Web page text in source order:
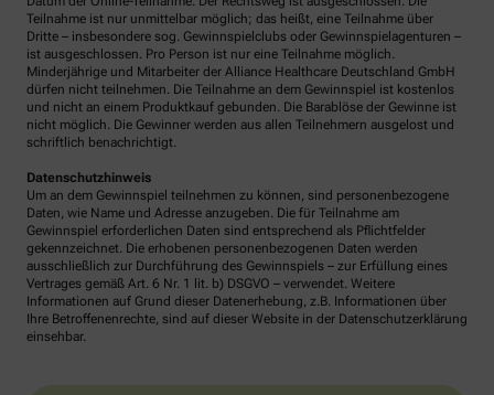
Teilnahme ist nur unmittelbar möglich; das heißt, eine Teilnahme über
Dritte – insbesondere sog. Gewinnspielclubs oder Gewinnspielagenturen –
ist ausgeschlossen. Pro Person ist nur eine Teilnahme möglich.
Minderjährige und Mitarbeiter der Alliance Healthcare Deutschland GmbH
dürfen nicht teilnehmen. Die Teilnahme an dem Gewinnspiel ist kostenlos
und nicht an einem Produktkauf gebunden. Die Barablöse der Gewinne ist
nicht möglich. Die Gewinner werden aus allen Teilnehmern ausgelost und
schriftlich benachrichtigt.
Datenschutzhinweis
Um an dem Gewinnspiel teilnehmen zu können, sind personenbezogene
Daten, wie Name und Adresse anzugeben. Die für Teilnahme am
Gewinnspiel erforderlichen Daten sind entsprechend als Pflichtfelder
gekennzeichnet. Die erhobenen personenbezogenen Daten werden
ausschließlich zur Durchführung des Gewinnspiels – zur Erfüllung eines
Vertrages gemäß Art. 6 Nr. 1 lit. b) DSGVO – verwendet. Weitere
Informationen auf Grund dieser Datenerhebung, z.B. Informationen über
Ihre Betroffenenrechte, sind auf dieser Website in der Datenschutzerklärung
einsehbar.